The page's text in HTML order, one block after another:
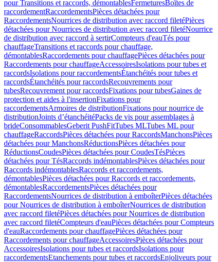
pour Transitions et raccords, démontablesFermeturesBoîtes de
raccordementRaccordementsPièces détachées pour
RaccordementsNourrices de distribution avec raccord filetéPièces
détachées pour Nourrices de distribution avec raccord filetéNourrice
de distribution avec raccord à sertirCompteurs d'eauTés pour
chauffageTransitions et raccords pour chauffage,
démontablesRaccordements pour chauffagePièces détachées pour
Raccordements pour chauffageAccessoiresIsolations pour tubes et
raccordsIsolations pour raccordementsÉtanchéités pour tubes et
raccordsÉtanchéités pour raccordsRecouvrements pour
tubesRecouvrement pour raccordsFixations pour tubesGaines de
protection et aides à l'insertionFixations pour
raccordementsArmoires de distributionFixations pour nourrice de
distributionJoints d’étanchéitéPacks de vis pour assemblages à
brideConsommablesGeberit PushFitTubes MLTubes ML pour
chauffageRaccordsPièces détachées pour RaccordsManchonsPièces
détachées pour ManchonsRéductionsPièces détachées pour
RéductionsCoudesPièces détachées pour CoudesTésPièces
détachées pour TésRaccords indémontablesPièces détachées pour
Raccords indémontablesRaccords et raccordements,
démontablesPièces détachées pour Raccords et raccordements,
démontablesRaccordementsPièces détachées pour
RaccordementsNourrices de distribution à emboîterPièces détachées
pour Nourrices de distribution à emboîterNourrices de distribution
avec raccord filetéPièces détachées pour Nourrices de distribution
avec raccord filetéCompteurs d'eauPièces détachées pour Compteurs
d'eauRaccordements pour chauffagePièces détachées pour
Raccordements pour chauffageAccessoiresPièces détachées pour
AccessoiresIsolations pour tubes et raccordsIsolations pour
raccordementsEtanchements pour tubes et raccordsEnjoliveurs pour